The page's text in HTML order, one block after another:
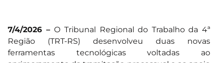
7/4/2026 –O Tribunal Regional do Trabalho da 4ª
Região (TRT-RS) desenvolveu duas novas
ferramentas tecnológicas voltadas ao